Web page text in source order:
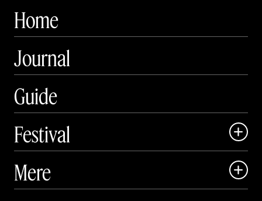
Home
Journal
Guide
Festival

 Art Matter Festival
Mere 